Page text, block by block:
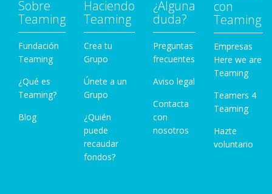
Sobre
Teaming
Fundación
Teaming
¿Qué es
Teaming?
Blog
Haciendo
Teaming
Crea tu
Grupo
Únete a un
Grupo
¿Quién
puede
recaudar
fondos?
¿Alguna
duda?
Preguntas
frecuentes
Aviso legal
Contacta
con
nosotros
con
Teaming
Empresas
Here we are
Teaming
Teamers 4
Teaming
Hazte
voluntario